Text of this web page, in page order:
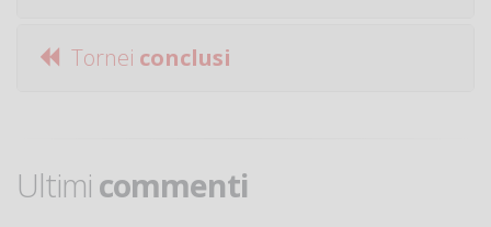
Tornei conclusi
Ultimi commenti